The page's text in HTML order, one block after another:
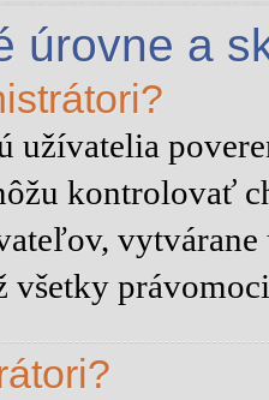
úrovne a
užívatelia
kontrolovať
všetky